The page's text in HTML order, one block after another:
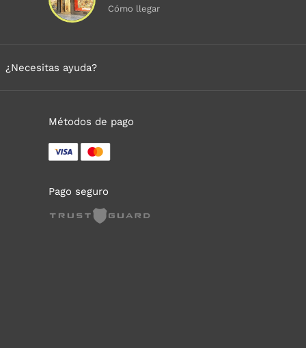
Cómo llegar
¿Necesitas ayuda?
Métodos de pago
Pago seguro